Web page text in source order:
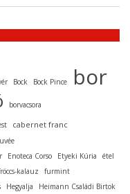
Bock Bock Pince bor
borvacsora
cabernet franc
Enoteca Corso Etyeki Kúria
étel
kalauz furmint
Hegyalja
Heimann Családi Birtok